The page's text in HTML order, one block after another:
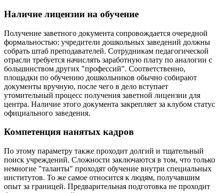
Наличие лицензии на обучение
Получение заветного документа сопровождается очередной
формальностью: учредители дошкольных заведений должны
собрать штаб преподавателей. Сотрудникам педагогической
отрасли требуется начислять заработную плату по аналогии с
большинством других "профессий". Соответственно,
площадки по обучению дошкольников обычно собирают
документы вручную, после чего в дело вступает
утомительный процесс получения заветной лицензии для
центра. Наличие этого документа закрепляет за клубом статус
официального заведения.
Компетенция нанятых кадров
По этому параметру также проходит долгий и тщательный
поиск учреждений. Сложности заключаются в том, что только
немногие "таланты" проходят обучение внутри специальных
институтов. То же самое относится к людям, получавшим
опыт за границей. Предварительная подготовка не проходит